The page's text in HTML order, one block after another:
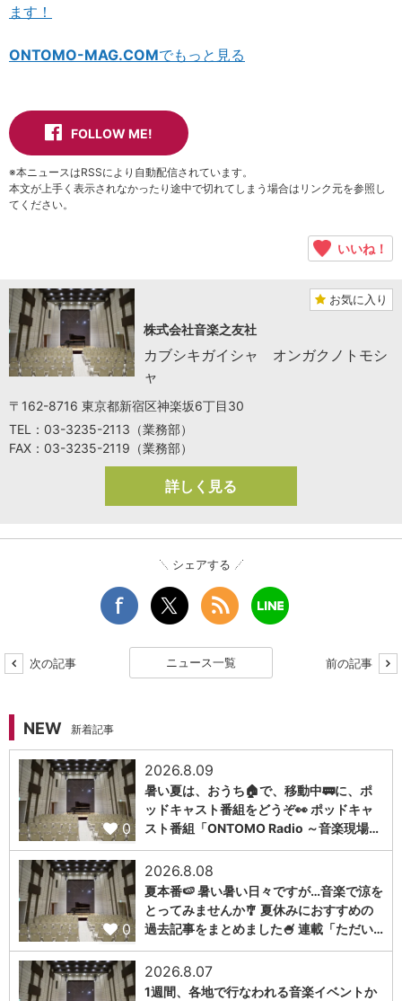
ます！
ONTOMO-MAG.COMでもっと見る
FOLLOW ME!
※本ニュースはRSSにより自動配信されています。
本文が上手く表示されなかったり途中で切れてしまう場合はリンク元を参照し
てください。
いいね！
お気に入り
株式会社音楽之友社
カブシキガイシャ オンガクノトモシ
ャ
〒162-8716 東京都新宿区神楽坂6丁目30
TEL：03-3235-2113（業務部）
FAX：03-3235-2119（業務部）
詳しく見る
シェアする
次の記事 ニュース一覧 前の記事
NEW 新着記事
0
2026.8.09
暑い夏は、おうち🏠で、移動中🚃に、ポ
ッドキャスト番組をどうぞ👀 ポッドキャ
スト番組「ONTOMO Radio ～音楽現場…
0
2026.8.08
夏本番🍉 暑い暑い日々ですが…音楽で涼を
とってみませんか🎐 夏休みにおすすめの
過去記事をまとめました🍧 連載「ただい…
2026.8.07
1週間、各地で行なわれる音楽イベントか